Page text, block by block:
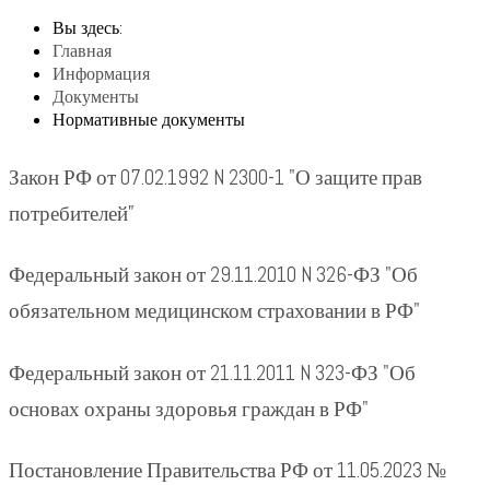
Вы здесь:
Главная
Информация
Документы
Нормативные документы
Закон РФ от 07.02.1992 N 2300-1 "О защите прав
потребителей”
Федеральный закон от 29.11.2010 N 326-ФЗ "Об
обязательном медицинском страховании в РФ"
Федеральный закон от 21.11.2011 N 323-ФЗ "Об
основах охраны здоровья граждан в РФ"
Постановление Правительства РФ от 11.05.2023 №